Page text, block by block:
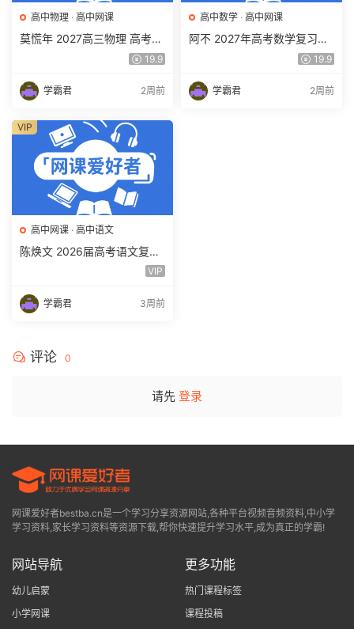
高中物理 · 高中网课
莫慌年 2027高三物理 高考物
19.9
学霸君 2周前
高中数学 · 高中网课
阿不 2027年高考数学复习网
课教程 高三数学 一轮复习视
19.9
学霸君 2周前
高中网课 · 高中语文
陈焕文 2026届高考语文复习
网课 高三语文 一二三轮视频
VIP
学霸君 3周前
VIP
评论 0
请先 登录
网课爱好者bestba.cn是一个学习分享资源网站,各种平台视频音频资料,中小学
学习资料,家长学习资料等资源下载,帮你快速提升学习水平,成为真正的学霸!
网站导航
幼儿启蒙
小学网课
更多功能
热门课程标签
课程投稿